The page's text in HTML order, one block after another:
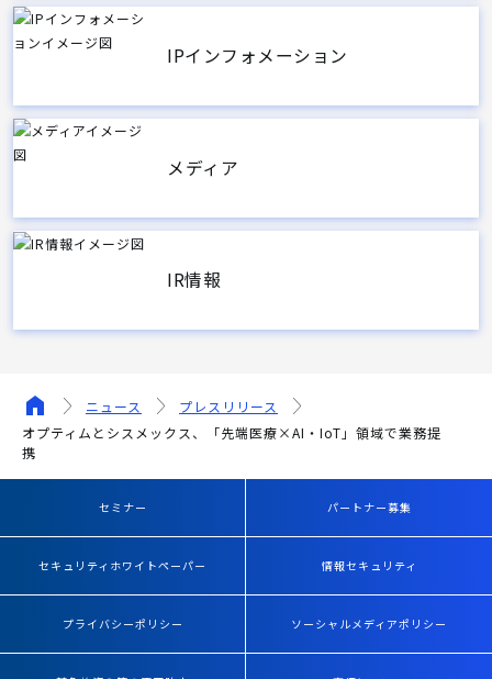
IPインフォメーション
メディア
IR情報
ニュース
プレスリリース
オプティムとシスメックス、「先端医療×AI・IoT」領域で業務提
携
セミナー パートナー募集
セキュリティホワイトペーパー 情報セキュリティ
プライバシーポリシー ソーシャルメディアポリシー